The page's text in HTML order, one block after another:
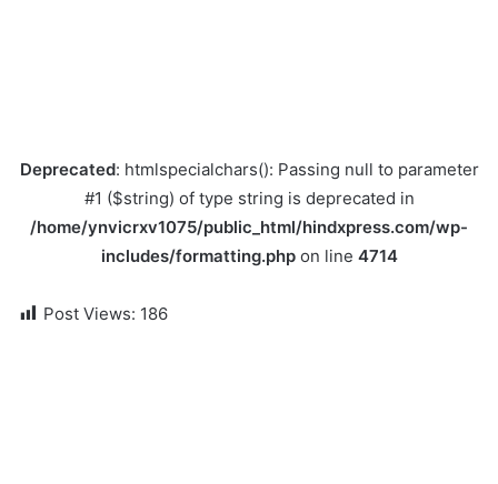
Deprecated: htmlspecialchars(): Passing null to parameter
#1 ($string) of type string is deprecated in
/home/ynvicrxv1075/public_html/hindxpress.com/wp-
includes/formatting.phpon line 4714
Post Views: 186